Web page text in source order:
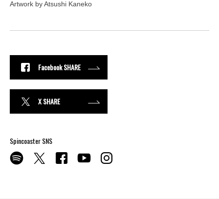
Artwork by Atsushi Kaneko
Facebook SHARE
X SHARE
Spincoaster SNS